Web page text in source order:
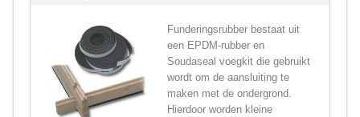
Funderingsrubber bestaat uit
een EPDM-rubber en
Soudaseal voegkit die gebruikt
wordt om de aansluiting te
maken met de ondergrond.
Hierdoor worden kleine